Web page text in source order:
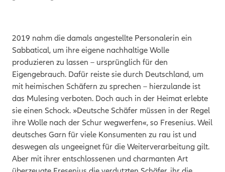
2019 nahm die damals angestellte Personalerin ein
Sabbatical, um ihre eigene nachhaltige Wolle
produzieren zu lassen – ursprünglich für den
Eigengebrauch. Dafür reiste sie durch Deutschland, um
mit heimischen Schäfern zu sprechen – hierzulande ist
das Mulesing verboten. Doch auch in der Heimat erlebte
sie einen Schock. »Deutsche Schäfer müssen in der Regel
ihre Wolle nach der Schur wegwerfen«, so Fresenius. Weil
deutsches Garn für viele Konsumenten zu rau ist und
deswegen als ungeeignet für die Weiterverarbeitung gilt.
Aber mit ihrer entschlossenen und charmanten Art